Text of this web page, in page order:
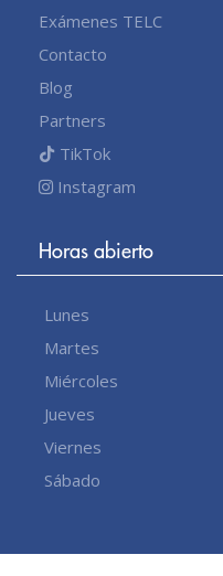
Exámenes TELC
Contacto
Blog
Partners
TikTok
Instagram
Horas abierto
Lunes
Martes
Miércoles
Jueves
Viernes
Sábado